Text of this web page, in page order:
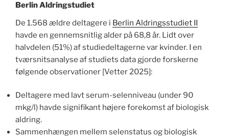
Berlin Aldringstudiet
De 1.568 ældre deltagere i Berlin Aldringsstudiet II
havde en gennemsnitlig alder på 68,8 år. Lidt over
halvdelen (51%) af studiedeltagerne var kvinder. I en
tværsnitsanalyse af studiets data gjorde forskerne
følgende observationer [Vetter 2025]:
Deltagere med lavt serum-selenniveau (under 90
mkg/l) havde signifikant højere forekomst af biologisk
aldring.
Sammenhængen mellem selenstatus og biologisk